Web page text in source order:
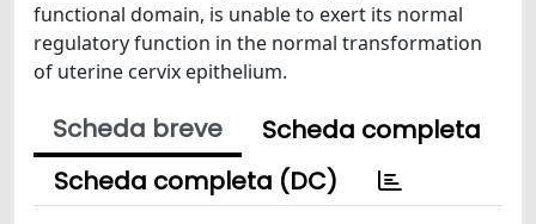
functional domain, is unable to exert its normal
regulatory function in the normal transformation
of uterine cervix epithelium.
Scheda breve
Scheda completa
Scheda completa (DC)